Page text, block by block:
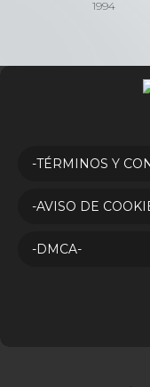
1994
-TÉRMINOS Y
-AVISO DE
-DMCA-